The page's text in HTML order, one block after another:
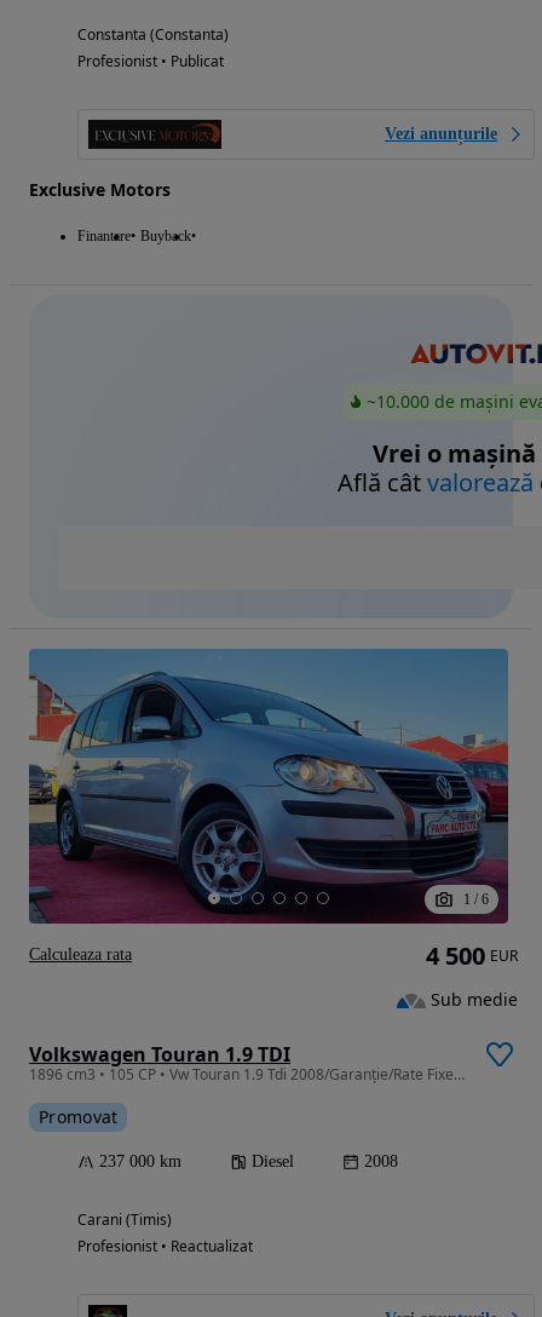
Constanta (Constanta)
Profesionist • Publicat
Vezi anunțurile
Exclusive Motors
Finantare Buyback
~10.000 de mașini
Vrei o mașină
Află câtvalorează
1 / 6
Volkswagen Touran 1.9 TDI
1896 cm3 • 105 CP • Vw Touran 1.9 Tdi 2008/Garanție/Rate Fixe/LivrareGR/RevizieGR
Promovat
237 000 km Diesel 2008
Carani (Timis)
Profesionist • Reactualizat
4 500 EUR
Sub medie
Calculeaza rata